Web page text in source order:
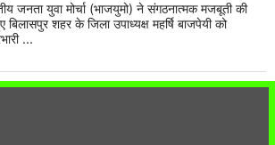
जनता युवा मोर्चा (भाजयुमो) ने संगठनात्मक मजबूती की
शहर के जिला उपाध्यक्ष महर्षि बाजपेयी को
...